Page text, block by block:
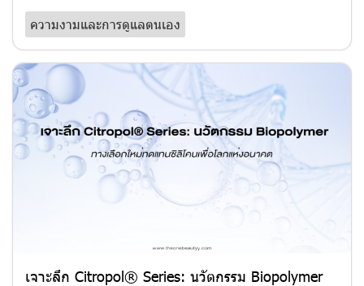
ความงามและการดูแลตนเอง
เจาะลึก Citropol® Series: นวัตกรรม Biopolymer